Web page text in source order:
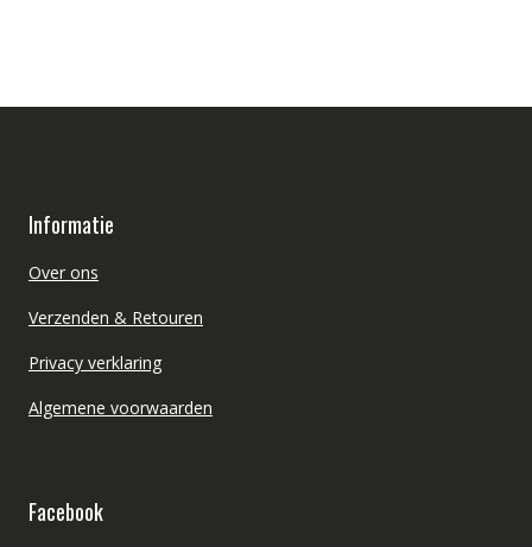
Informatie
Over ons
Verzenden & Retouren
Privacy verklaring
Algemene voorwaarden
Facebook